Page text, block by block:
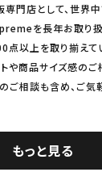
門店として、世界
を長年お取り扱
以上を取り揃えて
や商品サイズ感のご
ご相談も含め、ご気
もっと見る